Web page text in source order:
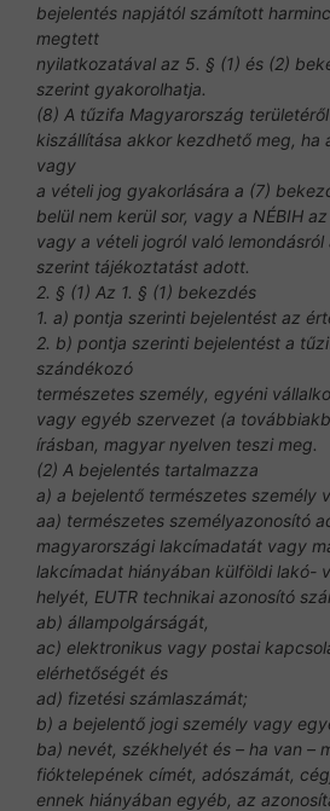
bejelentés napjától számított
megtett
nyilatkozatával az 5. § (1) és (2)
szerint gyakorolhatja.
(8) A tűzifa Magyarország
kiszállítása akkor kezdhető meg, ha
vagy
a vételi jog gyakorlására a (7)
belül nem kerül sor, vagy a NÉBIH
vagy a vételi jogról való
szerint tájékoztatást adott.
2. § (1) Az 1. § (1) bekezdés
1. a) pontja szerinti bejelentést az
2. b) pontja szerinti bejelentést a
szándékozó
természetes személy, egyéni
vagy egyéb szervezet (a
írásban, magyar nyelven teszi meg.
(2) A bejelentés tartalmazza
a) a bejelentő természetes személy
aa) természetes személyazonosító
magyarországi lakcímadatát vagy
lakcímadat hiányában külföldi lakó-
helyét, EUTR technikai azonosító
ab) állampolgárságát,
ac) elektronikus vagy postai
elérhetőségét és
ad) fizetési számlaszámát;
b) a bejelentő jogi személy vagy
ba) nevét, székhelyét és – ha van –
fióktelepének címét, adószámát,
ennek hiányában egyéb, az